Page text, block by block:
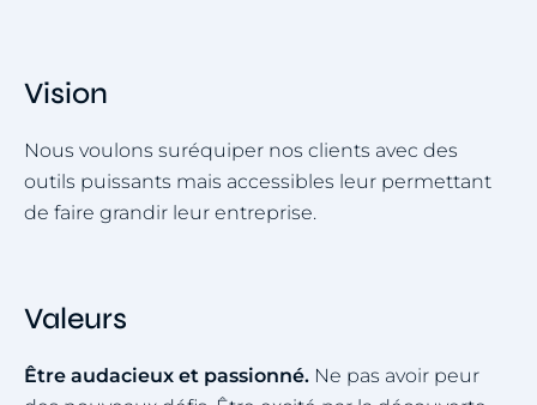
Vision
Nous voulons suréquiper nos clients avec des
outils puissants mais accessibles leur permettant
de faire grandir leur entreprise.
Valeurs
Être audacieux et passionné. Ne pas avoir peur